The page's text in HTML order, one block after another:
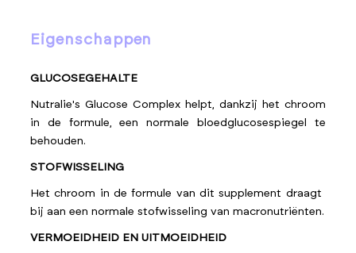
eigenschappen
GLUCOSEGEHALTE
Nutralie's Glucose Complex helpt, dankzij het chroom
in de formule, een normale bloedglucosespiegel te
behouden.
STOFWISSELING
Het chroom in de formule van dit supplement draagt ​​
bij aan een normale stofwisseling van macronutriënten.
VERMOEIDHEID EN UITMOEIDHEID